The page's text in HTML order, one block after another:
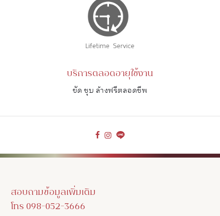
บริการตลอดอายุใช้งาน
ขัด ชุบ ล้างฟรีตลอดชีพ
สอบถามข้อมูลเพิ่มเติม
โทร 098-052-3666